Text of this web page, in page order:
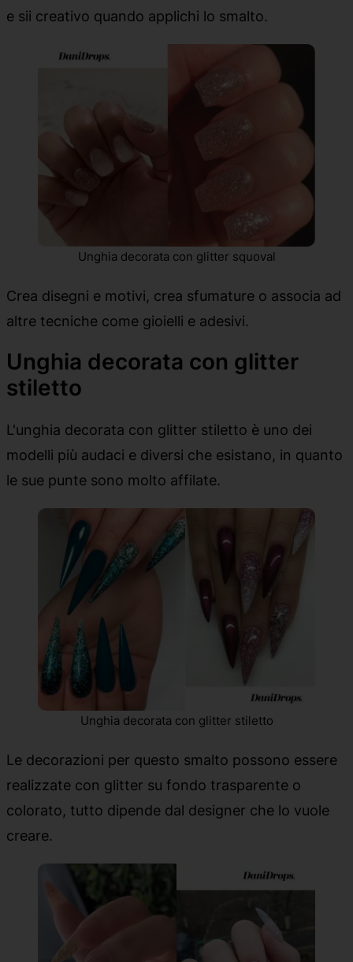
e sii creativo quando applichi lo smalto.
Unghia decorata con glitter squoval
Crea disegni e motivi, crea sfumature o associa ad
altre tecniche come gioielli e adesivi.
Unghia decorata con glitter
stiletto
L'unghia decorata con glitter stiletto è uno dei
modelli più audaci e diversi che esistano, in quanto
le sue punte sono molto affilate.
Unghia decorata con glitter stiletto
Le decorazioni per questo smalto possono essere
realizzate con glitter su fondo trasparente o
colorato, tutto dipende dal designer che lo vuole
creare.